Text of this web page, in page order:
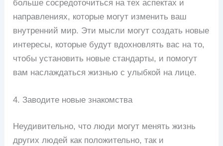
больше сосредоточиться на тех аспектах и
направлениях, которые могут изменить ваш
внутренний мир. Эти мысли могут создать новые
интересы, которые будут вдохновлять вас на то,
чтобы установить новые стандарты, и помогут
вам наслаждаться жизнью с улыбкой на лице.
4. Заводите новые знакомства
Неудивительно, что люди могут менять жизнь
других людей как положительно, так и